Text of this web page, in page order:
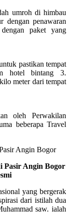
umroh di himbau
dengan penawaran
paket yang
pastikan tempat
hotel bintang 3.
meter dari tempat
oleh Perwakilan
beberapa Travel
Pasir Angin Bogor
yang bergerak
dari istilah dua
saw. ialah